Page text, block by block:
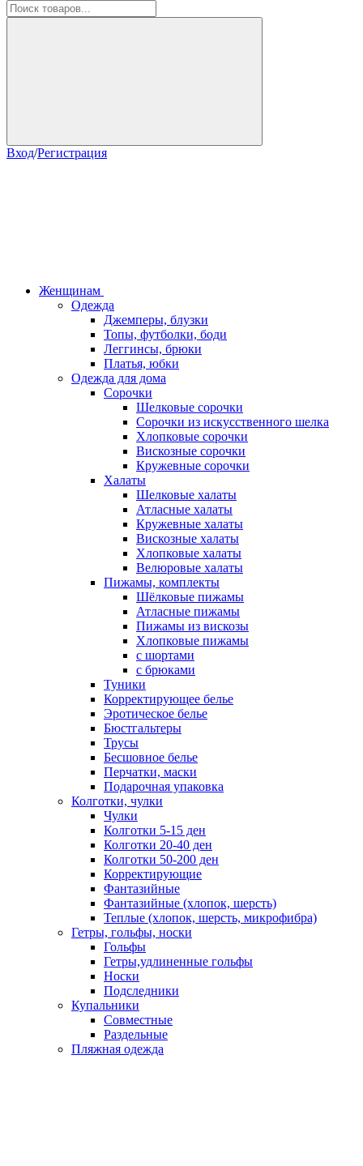
Вход/Регистрация
Женщинам
Одежда
Джемперы, блузки
Топы, футболки, боди
Леггинсы, брюки
Платья, юбки
Одежда для дома
Сорочки
Шелковые сорочки
Сорочки из искусственного шелка
Хлопковые сорочки
Вискозные сорочки
Кружевные сорочки
Халаты
Шелковые халаты
Атласные халаты
Кружевные халаты
Вискозные халаты
Хлопковые халаты
Велюровые халаты
Пижамы, комплекты
Шёлковые пижамы
Атласные пижамы
Пижамы из вискозы
Хлопковые пижамы
с шортами
с брюками
Туники
Корректирующее белье
Эротическое белье
Бюстгальтеры
Трусы
Бесшовное белье
Перчатки, маски
Подарочная упаковка
Колготки, чулки
Чулки
Колготки 5-15 ден
Колготки 20-40 ден
Колготки 50-200 ден
Корректирующие
Фантазийные
Фантазийные (хлопок, шерсть)
Теплые (хлопок, шерсть, микрофибра)
Гетры, гольфы, носки
Гольфы
Гетры,удлиненные гольфы
Носки
Подследники
Купальники
Совместные
Раздельные
Пляжная одежда